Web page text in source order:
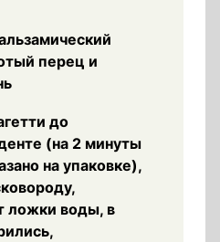
перец и
до
(на 2 минуты
на упаковке),
ложки воды, в